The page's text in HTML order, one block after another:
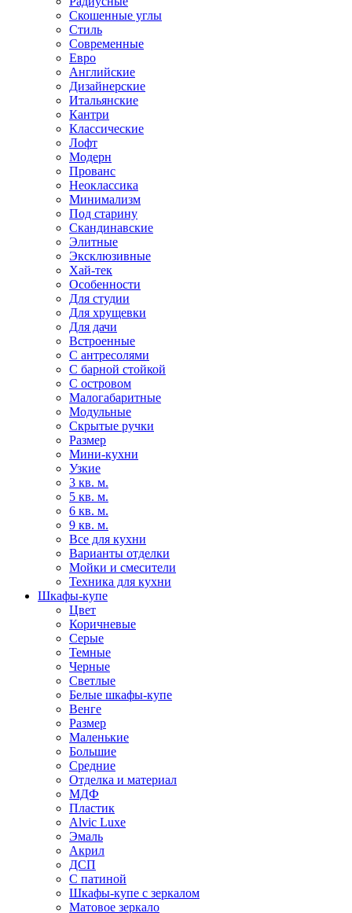
Скошенные углы
Стиль
Современные
Евро
Английские
Дизайнерские
Итальянские
Кантри
Классические
Лофт
Модерн
Прованс
Неоклассика
Минимализм
Под старину
Скандинавские
Элитные
Эксклюзивные
Хай-тек
Особенности
Для студии
Для хрущевки
Для дачи
Встроенные
С антресолями
С барной стойкой
С островом
Малогабаритные
Модульные
Скрытые ручки
Размер
Мини-кухни
Узкие
3 кв. м.
5 кв. м.
6 кв. м.
9 кв. м.
Все для кухни
Варианты отделки
Мойки и смесители
Техника для кухни
Шкафы-купе
Цвет
Коричневые
Серые
Темные
Черные
Светлые
Белые шкафы-купе
Венге
Размер
Маленькие
Большие
Средние
Отделка и материал
МДФ
Пластик
Alvic Luxe
Эмаль
Акрил
ДСП
С патиной
Шкафы-купе с зеркалом
Матовое зеркало